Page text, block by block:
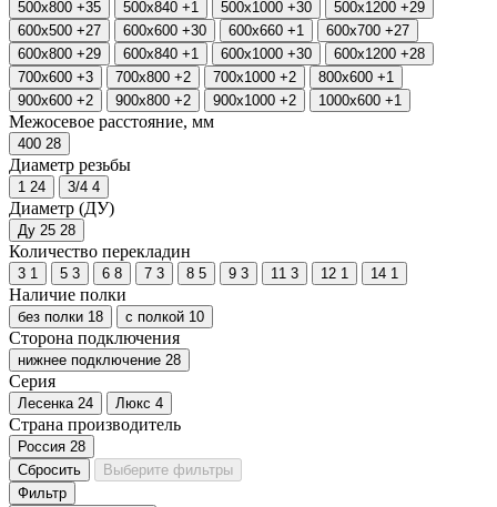
500х800 +35 500х840 +1 500х1000 +30 500х1200 +29
600х500 +27 600х600 +30 600х660 +1 600х700 +27
600х800 +29 600х840 +1 600х1000 +30 600х1200 +28
700х600 +3 700х800 +2 700х1000 +2 800х600 +1
900х600 +2 900х800 +2 900х1000 +2 1000х600 +1
Межосевое расстояние, мм
400 28
Диаметр резьбы
1 24 3/4 4
Диаметр (ДУ)
Ду 25 28
Количество перекладин
3 1 5 3 6 8 7 3 8 5 9 3 11 3 12 1 14 1
Наличие полки
без полки 18 с полкой 10
Сторона подключения
нижнее подключение 28
Серия
Лесенка 24 Люкс 4
Страна производитель
Россия 28
Сбросить
Выберите фильтры
Фильтр